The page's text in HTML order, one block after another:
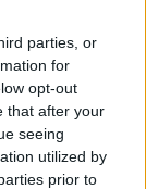
parties, or
for
opt-out
that after your
seeing
utilized by
prior to